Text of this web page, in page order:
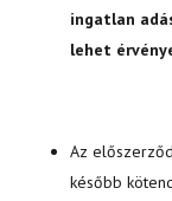
ingatlan
lehet
Az
később